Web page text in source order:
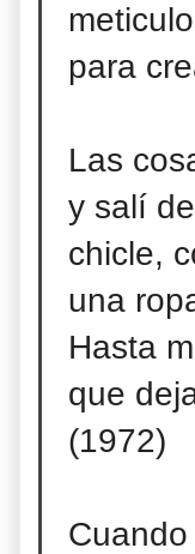
para
Las
y salí
chicle,
una
Hasta
que
(1972)